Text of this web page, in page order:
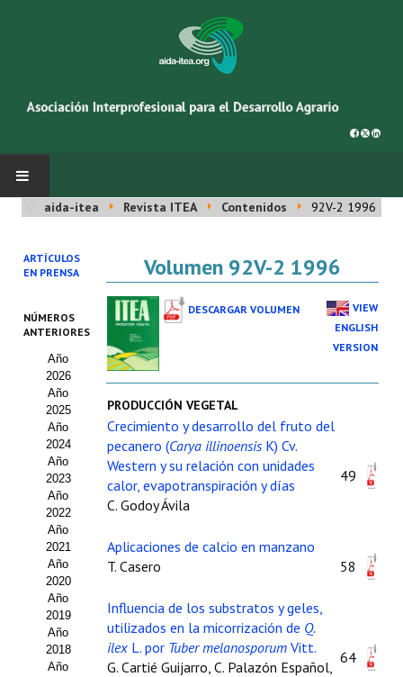
INICIO
SOBRE NOSOTROS
Asociación AIDA
Cincuentenario AIDA
Organigrama
Estatutos
Hacerse socio
Noticias
Galería de Fotos
Web AIDA 2.0
REVISTA ITEA
Presentación ITEA
aida-itea Revista ITEA Contenidos 92V-2 1996
ARTÍCULOS
EN PRENSA
NÚMEROS
ANTERIORES
Año
2026
Año
2025
Año
2024
Año
2023
Año
2022
Año
2021
Año
2020
Año
2019
Año
2018
Año
Volumen 92V-2 1996
DESCARGAR VOLUMEN
VIEW
ENGLISH
VERSION
PRODUCCIÓN VEGETAL
Crecimiento y desarrollo del fruto del
pecanero (Carya illinoensisK) Cv.
Western y su relación con unidades
calor, evapotranspiración y días
C. Godoy Ávila
49
Aplicaciones de calcio en manzano
T. Casero
58
Influencia de los substratos y geles,
utilizados en la micorrización de Q.
ilex L. por Tuber melanosporum Vitt.
G. Cartié Guijarro, C. Palazón Español,
64